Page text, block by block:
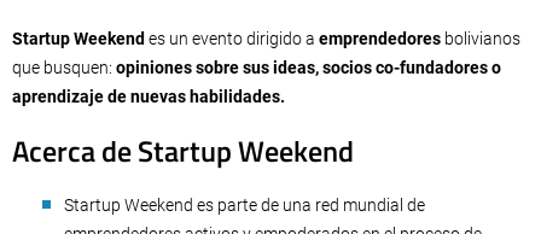
Startup Weekend es un evento dirigido a emprendedores bolivianos
que busquen: opiniones sobre sus ideas, socios co-fundadores o
aprendizaje de nuevas habilidades.
Acerca de Startup Weekend
Startup Weekend es parte de una red mundial de